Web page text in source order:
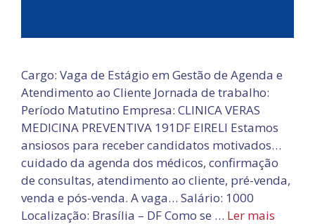
Cargo: Vaga de Estágio em Gestão de Agenda e
Atendimento ao Cliente Jornada de trabalho:
Período Matutino Empresa: CLINICA VERAS
MEDICINA PREVENTIVA 191DF EIRELI Estamos
ansiosos para receber candidatos motivados…
cuidado da agenda dos médicos, confirmação
de consultas, atendimento ao cliente, pré-venda,
venda e pós-venda. A vaga… Salário: 1000
Localização: Brasília – DF Como se … Ler mais